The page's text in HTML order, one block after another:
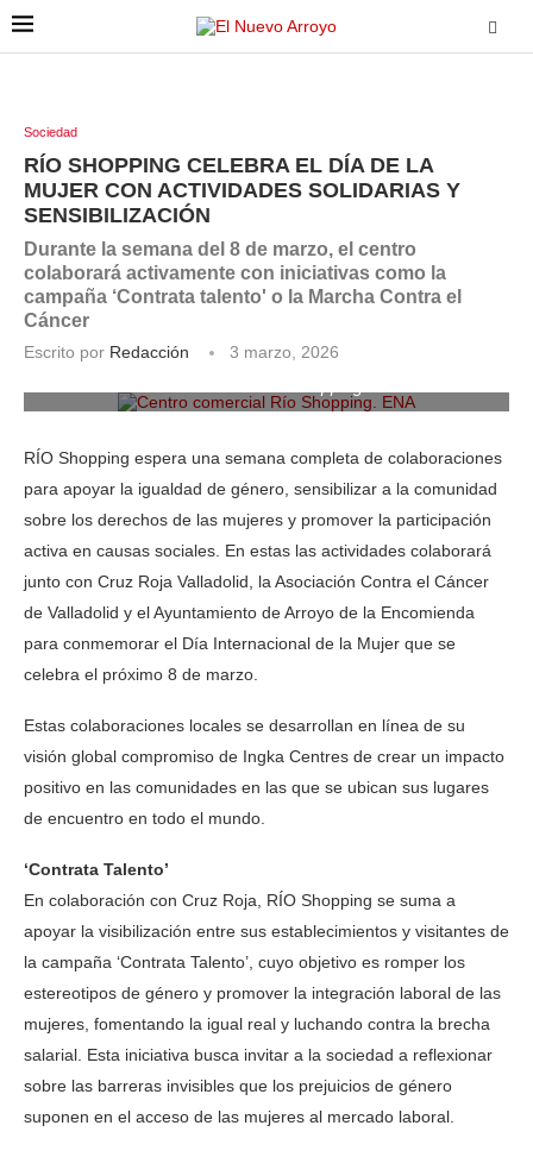
Sociedad
RÍO SHOPPING CELEBRA EL DÍA DE LA
MUJER CON ACTIVIDADES SOLIDARIAS Y
SENSIBILIZACIÓN
Durante la semana del 8 de marzo, el centro
colaborará activamente con iniciativas como la
campaña ‘Contrata talento' o la Marcha Contra el
Cáncer
Escrito por Redacción
3 marzo, 2026
RÍO Shopping espera una semana completa de colaboraciones
para apoyar la igualdad de género, sensibilizar a la comunidad
sobre los derechos de las mujeres y promover la participación
activa en causas sociales. En estas las actividades colaborará
junto con Cruz Roja Valladolid, la Asociación Contra el Cáncer
de Valladolid y el Ayuntamiento de Arroyo de la Encomienda
para conmemorar el Día Internacional de la Mujer que se
celebra el próximo 8 de marzo.
Estas colaboraciones locales se desarrollan en línea de su
visión global compromiso de Ingka Centres de crear un impacto
positivo en las comunidades en las que se ubican sus lugares
de encuentro en todo el mundo.
‘Contrata Talento’
En colaboración con Cruz Roja, RÍO Shopping se suma a
apoyar la visibilización entre sus establecimientos y visitantes de
la campaña ‘Contrata Talento’, cuyo objetivo es romper los
estereotipos de género y promover la integración laboral de las
mujeres, fomentando la igual real y luchando contra la brecha
salarial. Esta iniciativa busca invitar a la sociedad a reflexionar
sobre las barreras invisibles que los prejuicios de género
suponen en el acceso de las mujeres al mercado laboral.